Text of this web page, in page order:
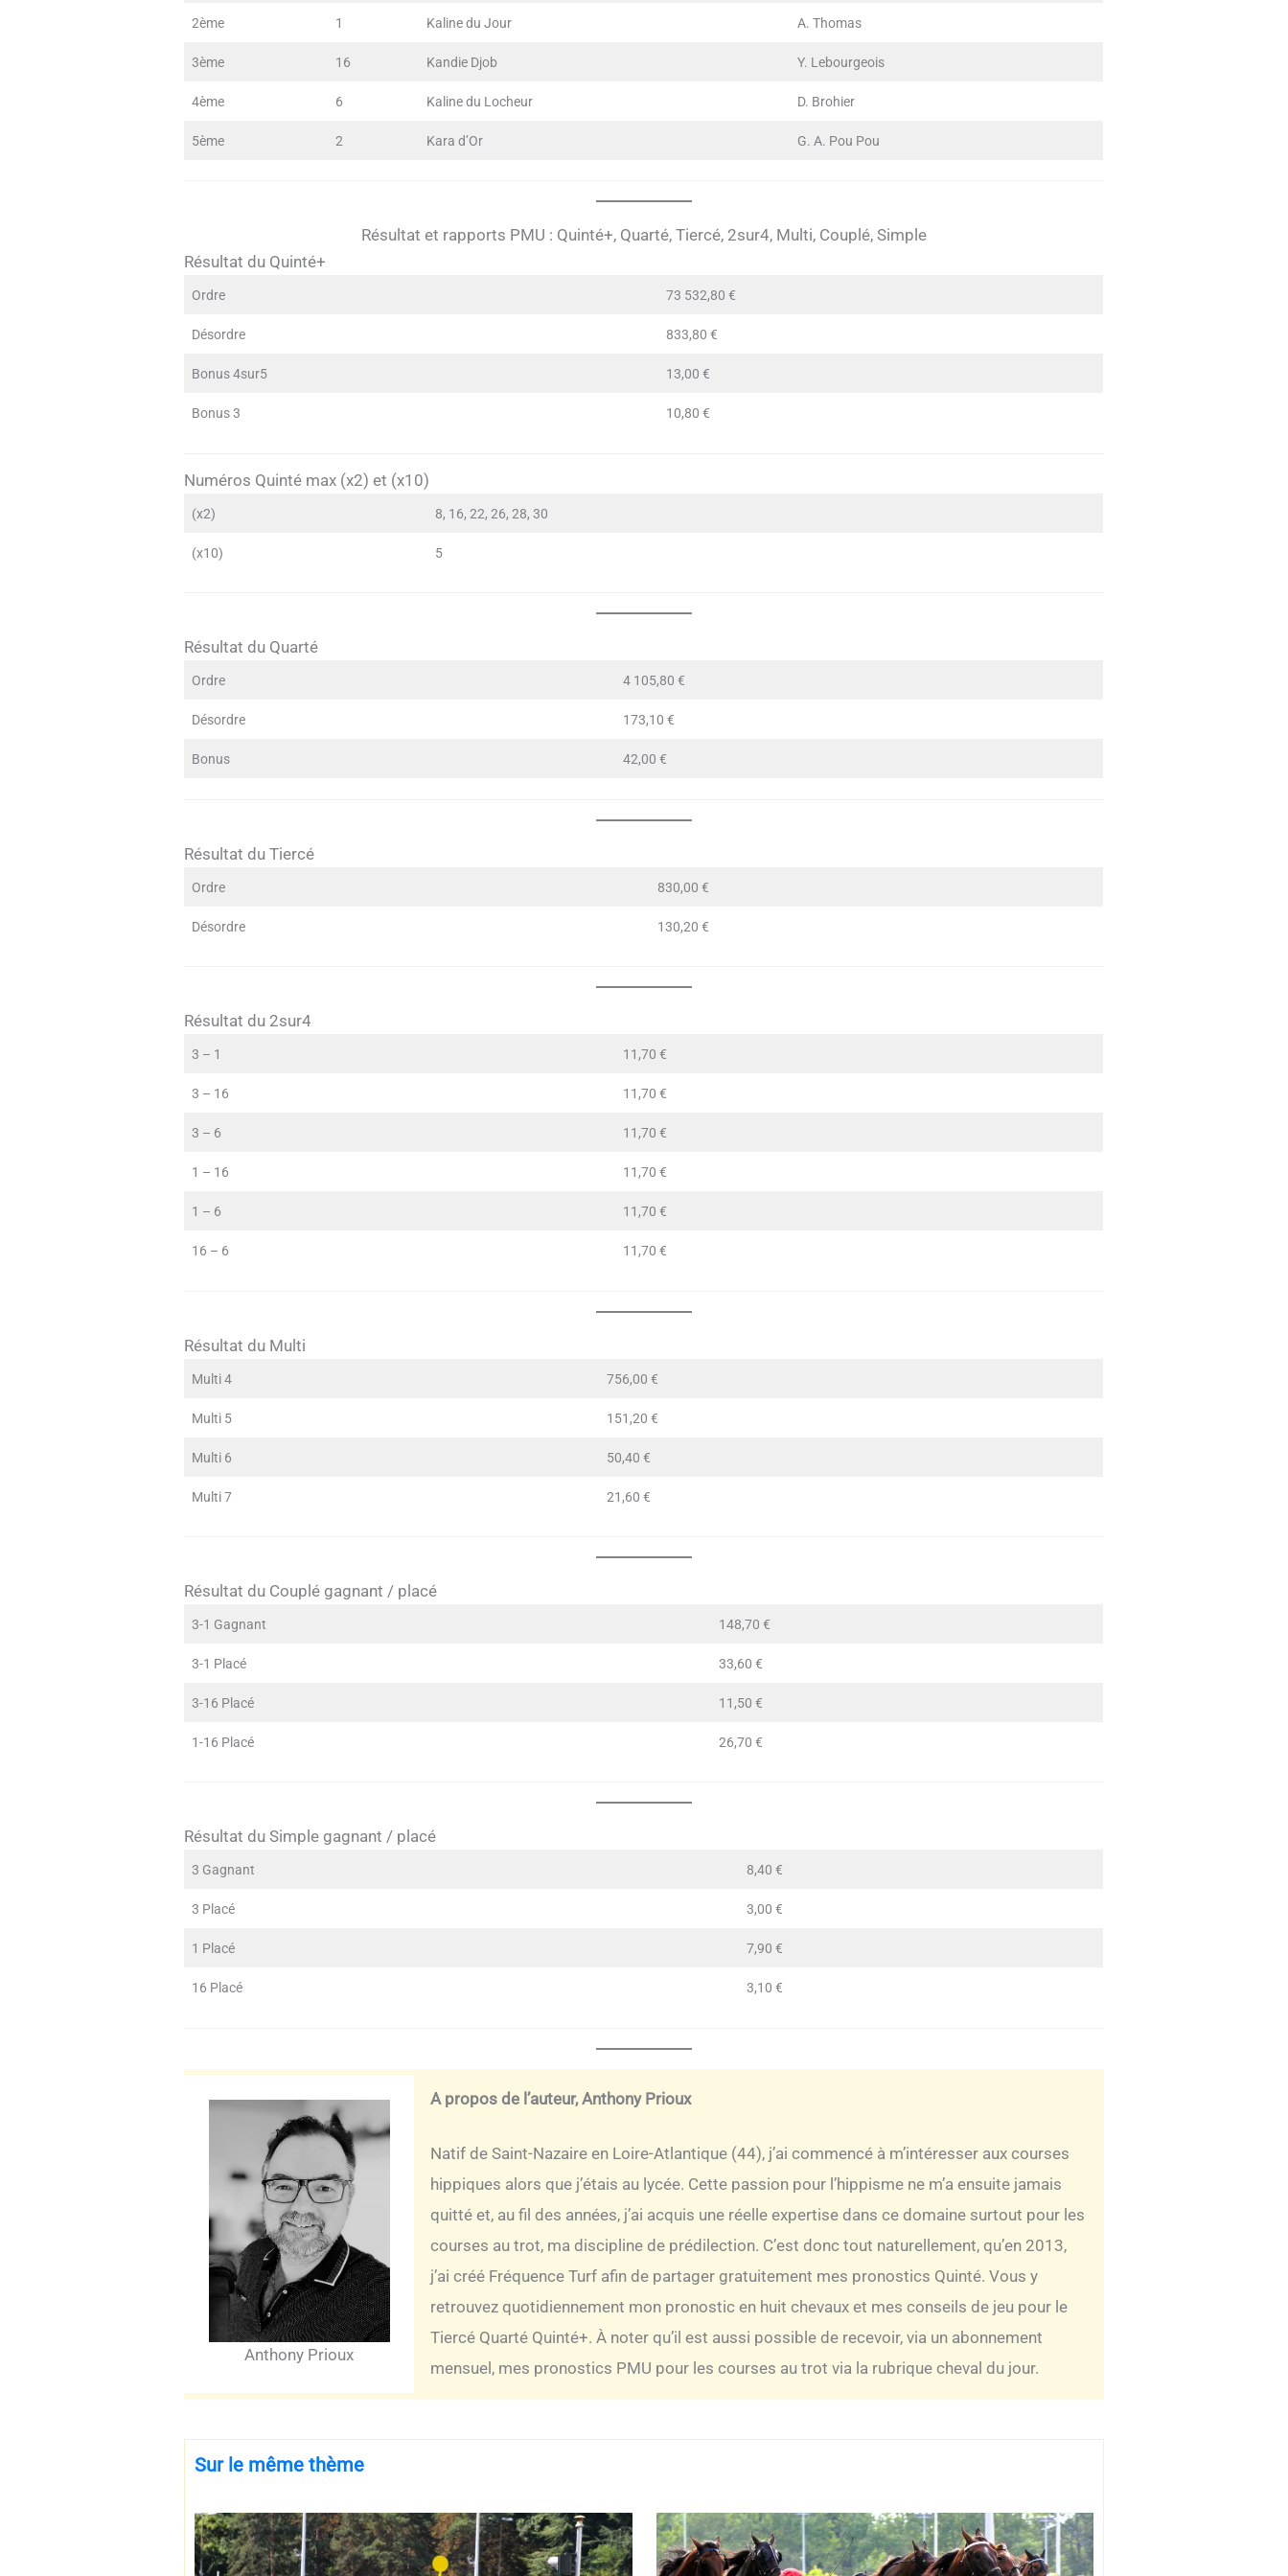
2ème 1 Kaline du Jour A. Thomas
3ème 16 Kandie Djob Y. Lebourgeois
4ème 6 Kaline du Locheur D. Brohier
5ème 2 Kara d’Or G. A. Pou Pou
Résultat et rapports PMU : Quinté+, Quarté, Tiercé, 2sur4, Multi, Couplé, Simple
Résultat du Quinté+
Ordre 73 532,80 €
Désordre 833,80 €
Bonus 4sur5 13,00 €
Bonus 3 10,80 €
Numéros Quinté max (x2) et (x10)
(x2) 8, 16, 22, 26, 28, 30
(x10) 5
Résultat du Quarté
Ordre 4 105,80 €
Désordre 173,10 €
Bonus 42,00 €
Résultat du Tiercé
Ordre 830,00 €
Désordre 130,20 €
Résultat du 2sur4
3 – 1 11,70 €
3 – 16 11,70 €
3 – 6 11,70 €
1 – 16 11,70 €
1 – 6 11,70 €
16 – 6 11,70 €
Résultat du Multi
Multi 4 756,00 €
Multi 5 151,20 €
Multi 6 50,40 €
Multi 7 21,60 €
Résultat du Couplé gagnant / placé
3-1 Gagnant 148,70 €
3-1 Placé 33,60 €
3-16 Placé 11,50 €
1-16 Placé 26,70 €
Résultat du Simple gagnant / placé
3 Gagnant 8,40 €
3 Placé 3,00 €
1 Placé 7,90 €
16 Placé 3,10 €
Anthony Prioux
A propos de l’auteur, Anthony Prioux
Natif de Saint-Nazaire en Loire-Atlantique (44), j’ai commencé à m’intéresser aux courses
hippiques alors que j’étais au lycée. Cette passion pour l’hippisme ne m’a ensuite jamais
quitté et, au fil des années, j’ai acquis une réelle expertise dans ce domaine surtout pour les
courses au trot, ma discipline de prédilection. C’est donc tout naturellement, qu’en 2013,
j’ai créé Fréquence Turf afin de partager gratuitement mes pronostics Quinté. Vous y
retrouvez quotidiennement mon pronostic en huit chevaux et mes conseils de jeu pour le
Tiercé Quarté Quinté+. À noter qu’il est aussi possible de recevoir, via un abonnement
mensuel, mes pronostics PMU pour les courses au trot via la rubrique cheval du jour.
Sur le même thème